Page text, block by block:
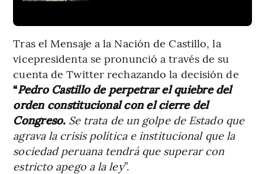
Tras el Mensaje a la Nación de Castillo, la
vicepresidenta se pronunció a través de su
cuenta de Twitter rechazando la decisión de
“Pedro Castillo de perpetrar el quiebre del
orden constitucional con el cierre del
Congreso.Se trata de un golpe de Estado que
agrava la crisis política e institucional que la
sociedad peruana tendrá que superar con
estricto apego a la ley”.